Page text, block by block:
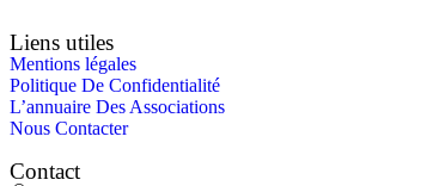
Liens utiles
Mentions légales
Politique De Confidentialité
L’annuaire Des Associations
Nous Contacter
Contact